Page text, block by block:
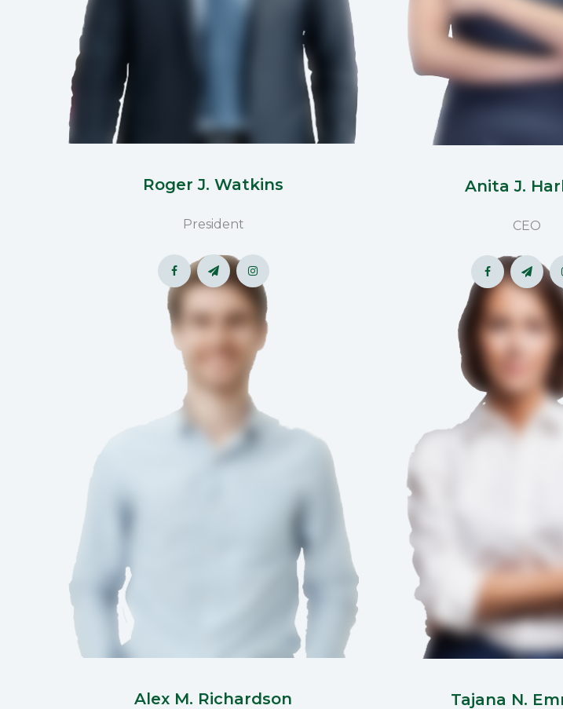
Roger J. Watkins
President
Anita J.
CEO
Alex M. Richardson Tajana N.